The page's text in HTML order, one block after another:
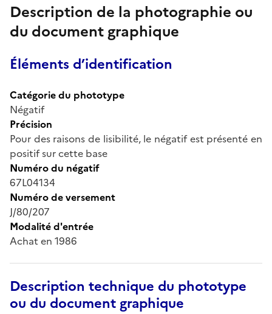
Description de la photographie ou
du document graphique
Éléments d’identification
Catégorie du phototype
Négatif
Précision
Pour des raisons de lisibilité, le négatif est présenté en
positif sur cette base
Numéro du négatif
67L04134
Numéro de versement
J/80/207
Modalité d'entrée
Achat en 1986
Description technique du phototype
ou du document graphique